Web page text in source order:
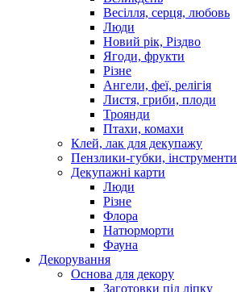
Весілля, серця, любовь
Люди
Новий рік, Різдво
Ягоди, фрукти
Різне
Ангели, феї, релігія
Листя, гриби, плоди
Троянди
Птахи, комахи
Клей, лак для декупажу
Пензлики-губки, інструменти
Декупажні карти
Люди
Різне
Флора
Натюрморти
Фауна
Декорування
Основа для декору
Заготовки під ліпку